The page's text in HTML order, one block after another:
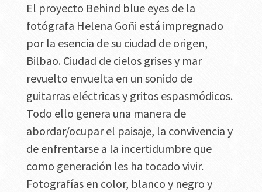
El proyecto Behind blue eyes de la
fotógrafa Helena Goñi está impregnado
por la esencia de su ciudad de origen,
Bilbao. Ciudad de cielos grises y mar
revuelto envuelta en un sonido de
guitarras eléctricas y gritos espasmódicos.
Todo ello genera una manera de
abordar/ocupar el paisaje, la convivencia y
de enfrentarse a la incertidumbre que
como generación les ha tocado vivir.
Fotografías en color, blanco y negro y